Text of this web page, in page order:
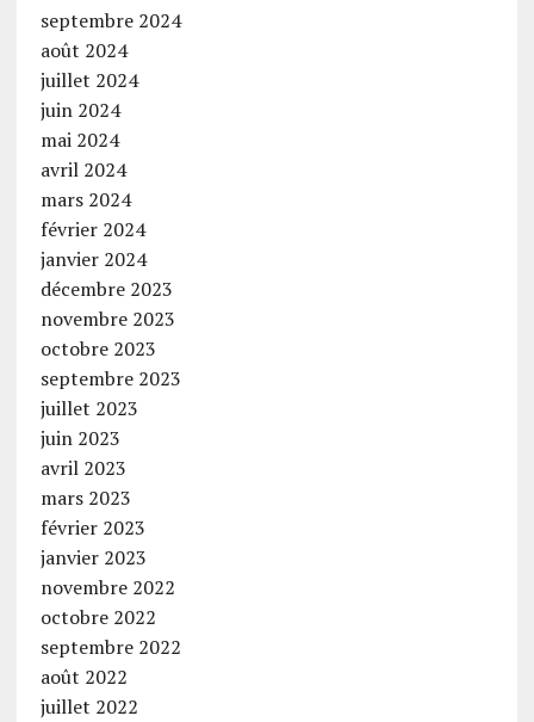
septembre 2024
août 2024
juillet 2024
juin 2024
mai 2024
avril 2024
mars 2024
février 2024
janvier 2024
décembre 2023
novembre 2023
octobre 2023
septembre 2023
juillet 2023
juin 2023
avril 2023
mars 2023
février 2023
janvier 2023
novembre 2022
octobre 2022
septembre 2022
août 2022
juillet 2022